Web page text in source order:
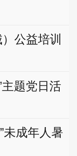
公益培训
题党日活
未成年人暑